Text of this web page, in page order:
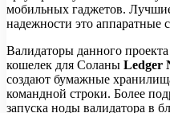
мобильных гаджетов.
надежности это аппаратные
Валидаторы данного
кошелек для Cоланы Ledger
создают бумажные
командной строки. Более
запуска ноды валидатора в